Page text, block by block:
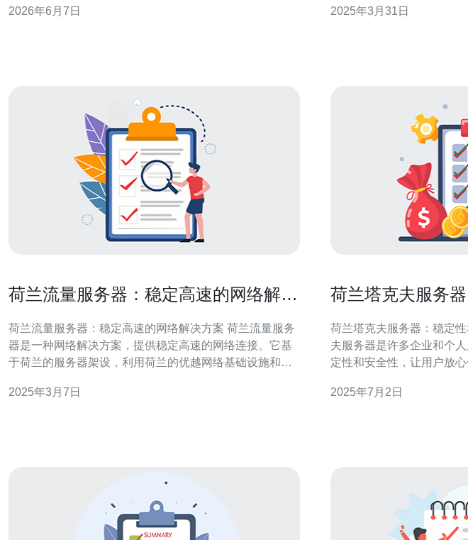
每家不同机房（例如AMS、FRA、LON）做对比，购买最
2026年6月7日
择。 70级荷兰服务器采用高品质的硬件设施，确保系统的
2025年3月31日
荷兰流量服务器：稳定高速的网络解决
荷兰流量服务器：稳定高速的网络解决方案 荷兰流量服务
器是一种网络解决方案，提供稳定高速的网络连接。它基
于荷兰的服务器架设，利用荷兰的优越网络基础设施和互
洲的网络中心，拥有先进的网络技术和高速的互联网出口
2025年3月7日
荷兰塔克夫服务
荷兰塔克夫服务器：稳定性和安
夫服务器是许多企业和个
定性和安全性，让用户放
用户的需求。 荷兰塔克夫服务器采用先进的硬件设施和稳
2025年7月2日